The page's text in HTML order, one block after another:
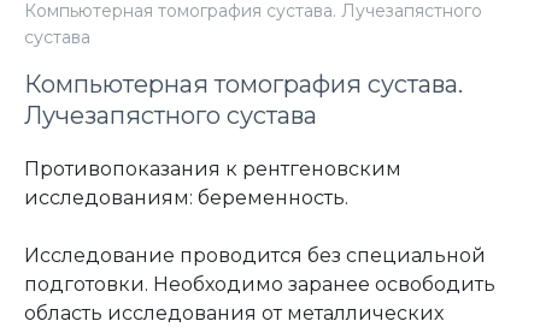
Компьютерная томография сустава. Лучезапястного
сустава
Компьютерная томография сустава.
Лучезапястного сустава
Противопоказания к рентгеновским
исследованиям: беременность.
Исследование проводится без специальной
подготовки. Необходимо заранее освободить
область исследования от металлических